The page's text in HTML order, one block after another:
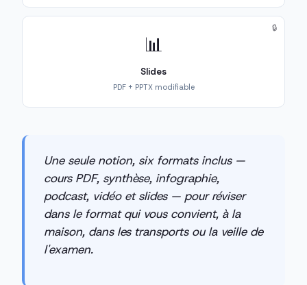
📊
Slides
PDF + PPTX modifiable
🔒
Une seule notion, six formats inclus —
cours PDF, synthèse, infographie,
podcast, vidéo et slides — pour réviser
dans le format qui vous convient, à la
maison, dans les transports ou la veille de
l'examen.